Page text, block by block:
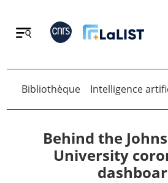
Retour
Retour
Bibliothèque Intelligence
Behind the
University